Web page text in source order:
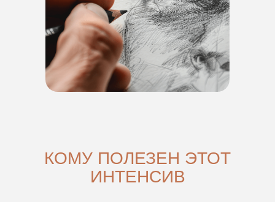
КОМУ ПОЛЕЗЕН ЭТОТ
ИНТЕНСИВ